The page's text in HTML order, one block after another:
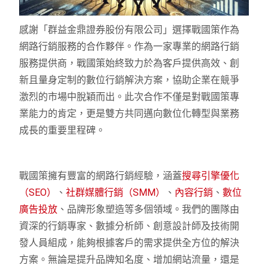
感謝「群益金鼎證券股份有限公司」選擇戰國策作為
網路行銷服務的合作夥伴。作為一家專業的網路行銷
服務提供商，戰國策始終致力於為客戶提供高效、創
新且量身定制的數位行銷解決方案，協助企業在競爭
激烈的市場中脫穎而出。此次合作不僅是對戰國策專
業能力的肯定，更是雙方共同邁向數位化轉型與業務
成長的重要里程碑。
戰國策擁有豐富的網路行銷經驗，涵蓋搜尋引擎優化
（SEO）
、社群媒體行銷（SMM） 、 內容行銷 、數位
廣告投放 、品牌形象塑造等多個領域。我們的團隊由
資深的行銷專家、數據分析師、創意設計師及技術開
發人員組成，能夠根據客戶的需求提供全方位的解決
方案。無論是提升品牌知名度、增加網站流量，還是